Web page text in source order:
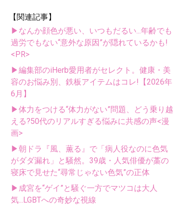
【関連記事】
▶なんか顔色が悪い、いつもだるい...年齢でも
過労でもない“意外な原因”が隠れているかも!
<PR>
▶編集部のiHerb愛用者がセレクト。健康・美
容のお悩み別、鉄板アイテムはコレ!【2026年
6月】
▶体力をつける“体力がない”問題、どう乗り越
える?50代のリアルすぎる悩みに共感の声<漫
画>
▶朝ドラ『風、薫る』で「病人役なのに色気
がダダ漏れ」と騒然。39歳・人気俳優が藁の
寝床で見せた“尋常じゃない色気”の正体
▶成宮を“ゲイ”と騒ぐ一方でマツコは大人
気...LGBTへの奇妙な視線